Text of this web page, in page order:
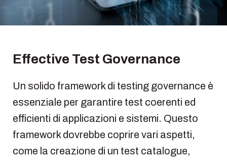
Effective Test Governance
Un solido framework di testing governance è
essenziale per garantire test coerenti ed
efficienti di applicazioni e sistemi. Questo
framework dovrebbe coprire vari aspetti,
come la creazione di un test catalogue,